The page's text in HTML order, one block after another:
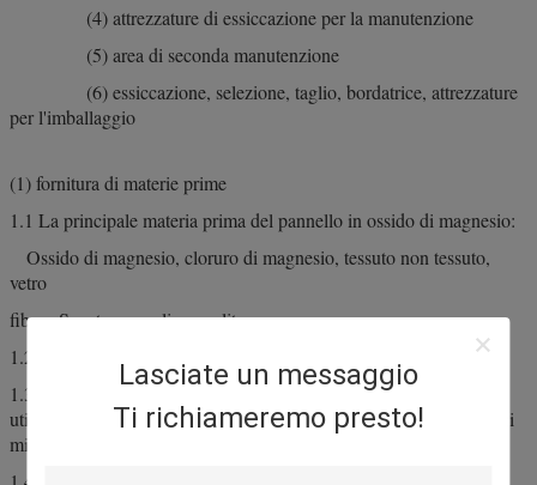
Lasciate un messaggio
Ti richiameremo presto!
(4) attrezzature di essiccazione per la manutenzione
(5) area di seconda manutenzione
(6) essiccazione, selezione, taglio, bordatrice, attrezzature
per l'imballaggio
(1) fornitura di materie prime
1.1 La principale materia prima del pannello in ossido di magnesio:
Ossido di magnesio, cloruro di magnesio, tessuto non tessuto,
vetro
fibra., Segatura, paglia e perlite
1.2 magazzino di ossido di magnesio
1.3 vasca di soluzione di cloruro di magnesio (si consiglia di
utilizzare due vasche di dissoluzione e di abbinare le attrezzature di
miscelazione)